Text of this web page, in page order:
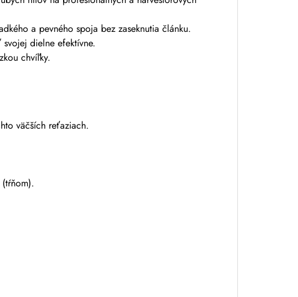
a pevného spoja bez zaseknutia článku.
dielne efektívne.
chvíľky.
väčších reťaziach.